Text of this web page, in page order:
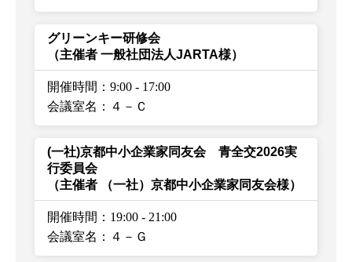
グリーンキー研修会
（主催者 一般社団法人JARTA様）
開催時間：9:00 - 17:00
会議室名：４－Ｃ
(一社)京都中小企業家同友会 青全交2026実
行委員会
（主催者 （一社）京都中小企業家同友会様）
開催時間：19:00 - 21:00
会議室名：４－Ｇ